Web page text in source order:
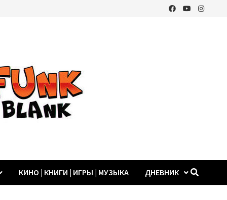
КИНО | КНИГИ | ИГРЫ | МУЗЫКА ДНЕВНИК